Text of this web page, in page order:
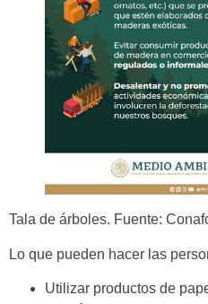
Tala de árboles. Fuente:
Lo que pueden hacer las
Utilizar productos de